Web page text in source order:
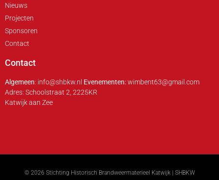
Nieuws
Projecten
Sponsoren
Contact
Contact
Algemeen: info@shbkw.nl Evenementen:wimbent63@gmail.com
Adres: Schoolstraat 2, 2225KR
Katwijk aan Zee
© 2026 Stichting Historisch Brandweermaterieel Katwijk | SHBKW